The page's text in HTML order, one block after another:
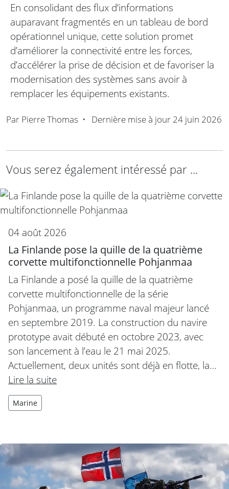
En consolidant des flux d’informations
auparavant fragmentés en un tableau de bord
opérationnel unique, cette solution promet
d’améliorer la connectivité entre les forces,
d’accélérer la prise de décision et de favoriser la
modernisation des systèmes sans avoir à
remplacer les équipements existants.
Par Pierre Thomas • Dernière mise à jour 24 juin 2026
Vous serez également intéressé par ...
04 août 2026
La Finlande pose la quille de la quatrième
corvette multifonctionnelle Pohjanmaa
La Finlande a posé la quille de la quatrième
corvette multifonctionnelle de la série
Pohjanmaa, un programme naval majeur lancé
en septembre 2019. La construction du navire
prototype avait débuté en octobre 2023, avec
son lancement à l’eau le 21 mai 2025.
Actuellement, deux unités sont déjà en flotte, la…
Lire la suite
Marine